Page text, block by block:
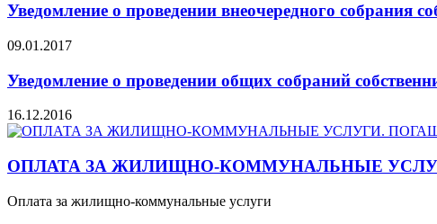
Уведомление о проведении внеочередного собрания
09.01.2017
Уведомление о проведении общих собраний
16.12.2016
ОПЛАТА ЗА ЖИЛИЩНО-КОММУНАЛЬНЫЕ
Оплата за жилищно-коммунальные услуги